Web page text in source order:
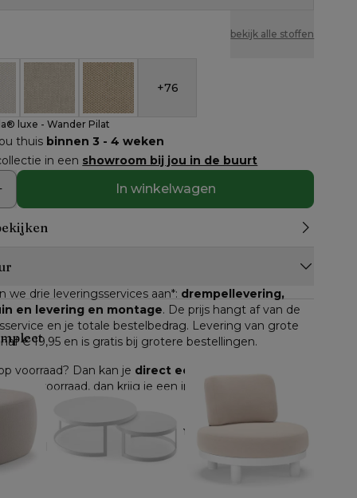
bekijk alle stoffen
luxe - Wander Pilat
Cosytica - Althea Off White
All Weather Cosytica - Althea Chalk
All Weather Cosytica - Althea Camel
+76
luxe - Wander Pilat
thuis binnen 3 - 4 weken
in een showroom bij jou in de buurt
In winkelwagen
we drie leveringsservices aan*: drempellevering,
en levering en montage. De prijs hangt af van de
en je totale bestelbedrag. Levering van grote
€ 19,95 en is gratis bij grotere bestellingen.
voorraad? Dan kan je direct een leverdatum
op voorraad, dan krijg je een inschatting van de
online gekocht worden, geldt het herroepingsrecht.
heb je